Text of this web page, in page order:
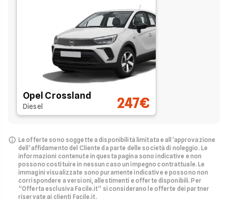
Opel Crossland
Diesel 247€
Le offerte sono soggette a disponibilità limitata e all’approvazione
dell’affidamento del Cliente da parte delle società di noleggio. Le
informazioni contenute in questa pagina sono indicative e non
possono costituire in nessun caso un impegno contrattuale. Le
immagini visualizzate sono puramente indicative e possono non
corrispondere a versioni, allestimenti e offerte disponibili. Per
”Offerta esclusiva Facile.it” si considerano le offerte dei partner
riservate ai clienti Facile.it.